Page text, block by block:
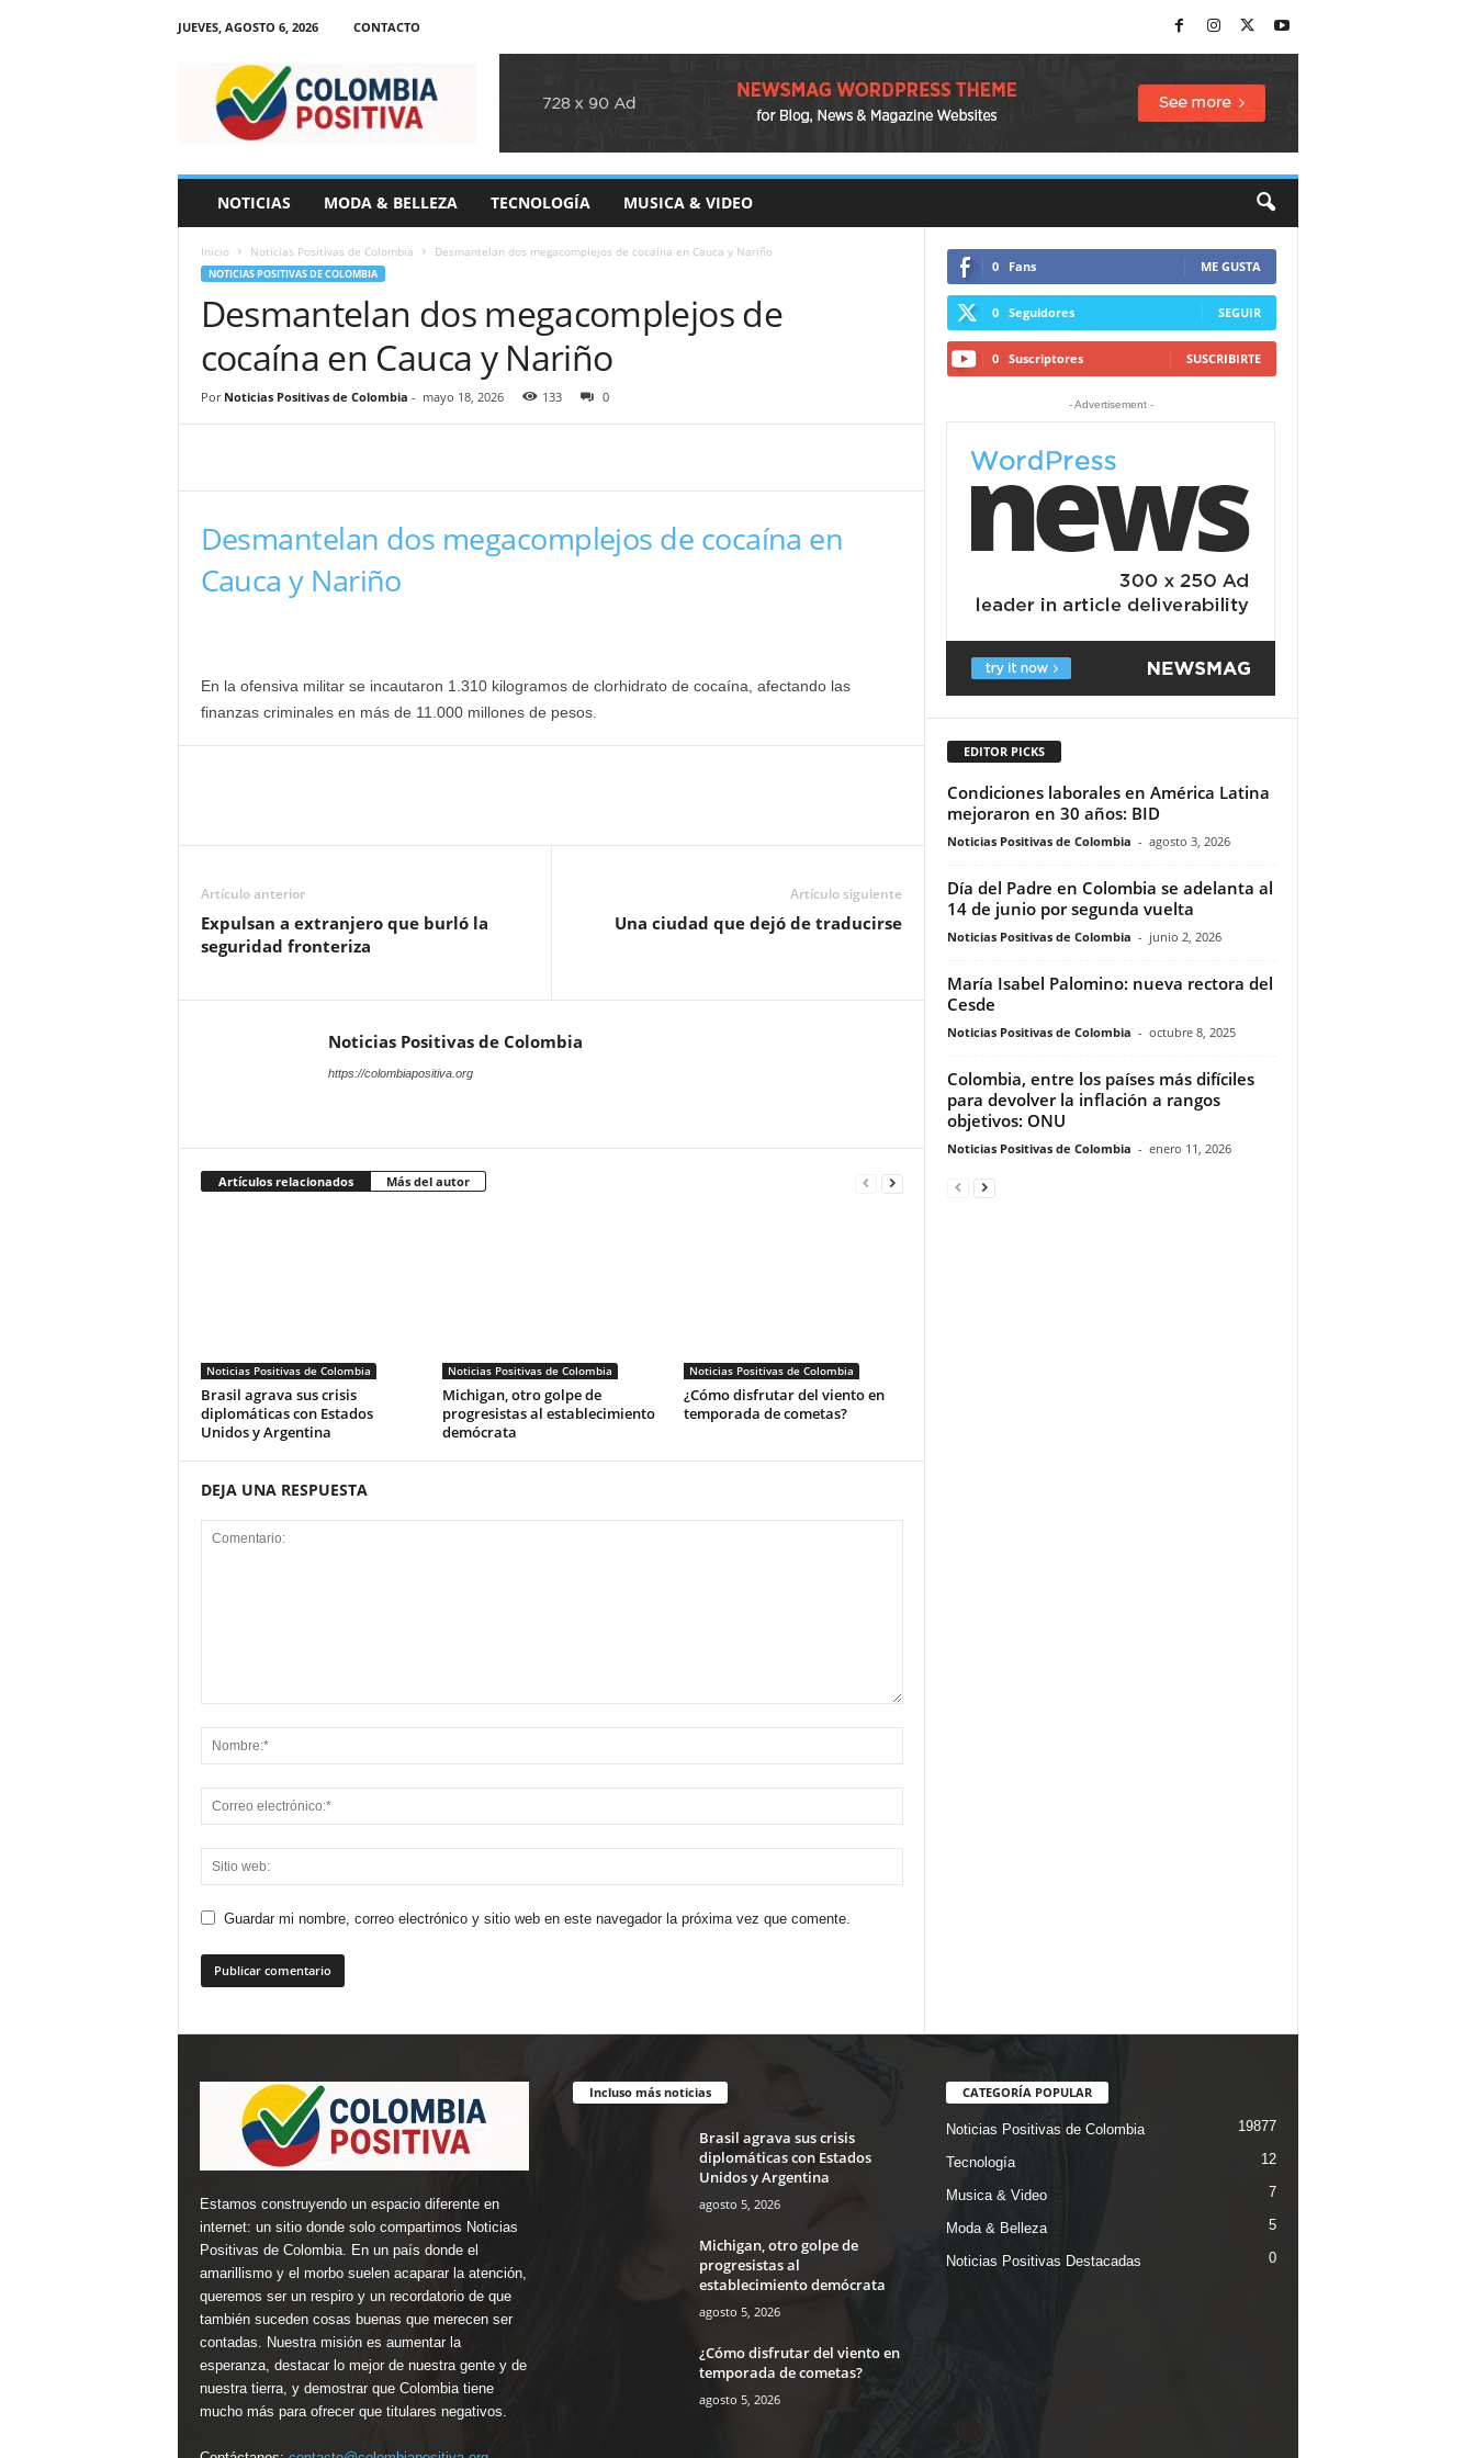
JUEVES, AGOSTO 6, 2026
CONTACTO
i
NOTICIAS MODA & BELLEZA TECNOLOGÍA MUSICA & VIDEO
Inicio Noticias Positivas de Colombia Desmantelan dos megacomplejos de cocaína en Cauca y Nariño
NOTICIAS POSITIVAS DE COLOMBIA
Desmantelan dos megacomplejos de
cocaína en Cauca y Nariño
Por Noticias Positivas de Colombia - mayo 18, 2026 133 0
Desmantelan dos megacomplejos de cocaína en
Cauca y Nariño
En la ofensiva militar se incautaron 1.310 kilogramos de clorhidrato de cocaína, afectando las
finanzas criminales en más de 11.000 millones de pesos.
Artículo anterior
Expulsan a extranjero que burló la
seguridad fronteriza
Artículo siguiente
Una ciudad que dejó de traducirse
Noticias Positivas de Colombia
https://colombiapositiva.org
Artículos relacionados Más del autor
Noticias Positivas de Colombia
Brasil agrava sus crisis
diplomáticas con Estados
Unidos y Argentina
Noticias Positivas de Colombia
Michigan, otro golpe de
progresistas al establecimiento
demócrata
Noticias Positivas de Colombia
¿Cómo disfrutar del viento en
temporada de cometas?
DEJA UNA RESPUESTA
Guardar mi nombre, correo electrónico y sitio web en este navegador la próxima vez que comente.
0 Fans ME GUSTA
0 Seguidores SEGUIR
0 Suscriptores SUSCRIBIRTE
- Advertisement -
EDITOR PICKS
Condiciones laborales en América Latina
mejoraron en 30 años: BID
Noticias Positivas de Colombia - agosto 3, 2026
Día del Padre en Colombia se adelanta al
14 de junio por segunda vuelta
Noticias Positivas de Colombia - junio 2, 2026
María Isabel Palomino: nueva rectora del
Cesde
Noticias Positivas de Colombia - octubre 8, 2025
Colombia, entre los países más difíciles
para devolver la inflación a rangos
objetivos: ONU
Noticias Positivas de Colombia - enero 11, 2026
Estamos construyendo un espacio diferente en
internet: un sitio donde solo compartimos Noticias
Positivas de Colombia. En un país donde el
amarillismo y el morbo suelen acaparar la atención,
queremos ser un respiro y un recordatorio de que
también suceden cosas buenas que merecen ser
contadas. Nuestra misión es aumentar la
esperanza, destacar lo mejor de nuestra gente y de
nuestra tierra, y demostrar que Colombia tiene
mucho más para ofrecer que titulares negativos.
Incluso más noticias
Brasil agrava sus crisis
diplomáticas con Estados
Unidos y Argentina
agosto 5, 2026
Michigan, otro golpe de
progresistas al
establecimiento demócrata
agosto 5, 2026
¿Cómo disfrutar del viento en
temporada de cometas?
agosto 5, 2026
CATEGORÍA POPULAR
Noticias Positivas de Colombia 19877
Tecnología 12
Musica & Video 7
Moda & Belleza 5
Noticias Positivas Destacadas 0